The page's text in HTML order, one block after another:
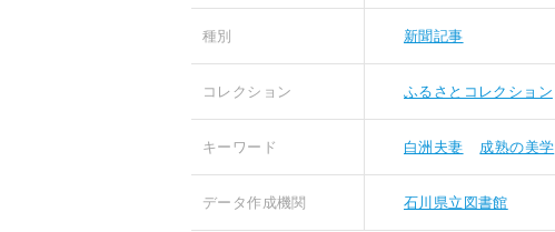
種別 新聞記事
コレクション ふるさとコレクション
キーワード 白洲夫妻 成熟の美学
データ作成機関 石川県立図書館